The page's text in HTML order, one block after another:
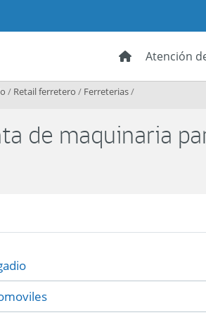
Atención
/ Retail ferretero / Ferreterias/
de maquinaria